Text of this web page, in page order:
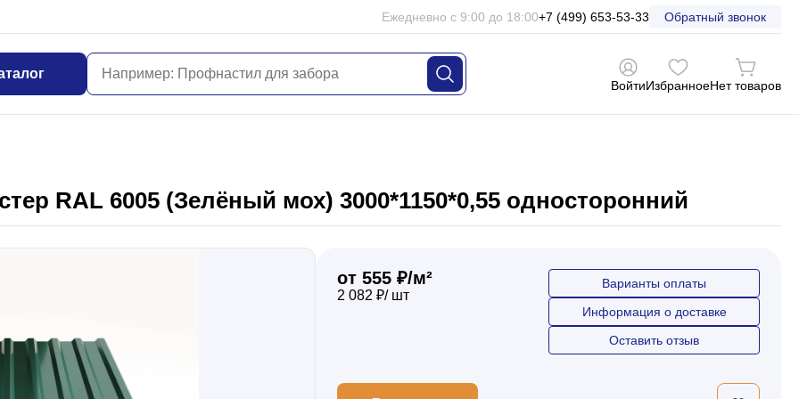
Ежедневно с 9:00 до 18:00+7 (499) 653-53-33 Обратный звонок
ВойтиИзбранноеНет товаров
RAL 6005 (Зелёный мох) 3000*1150*0,55 односторонний
от 555 ₽/м²
2 082 ₽/ шт
Варианты оплаты
Информация о доставке
Оставить отзыв